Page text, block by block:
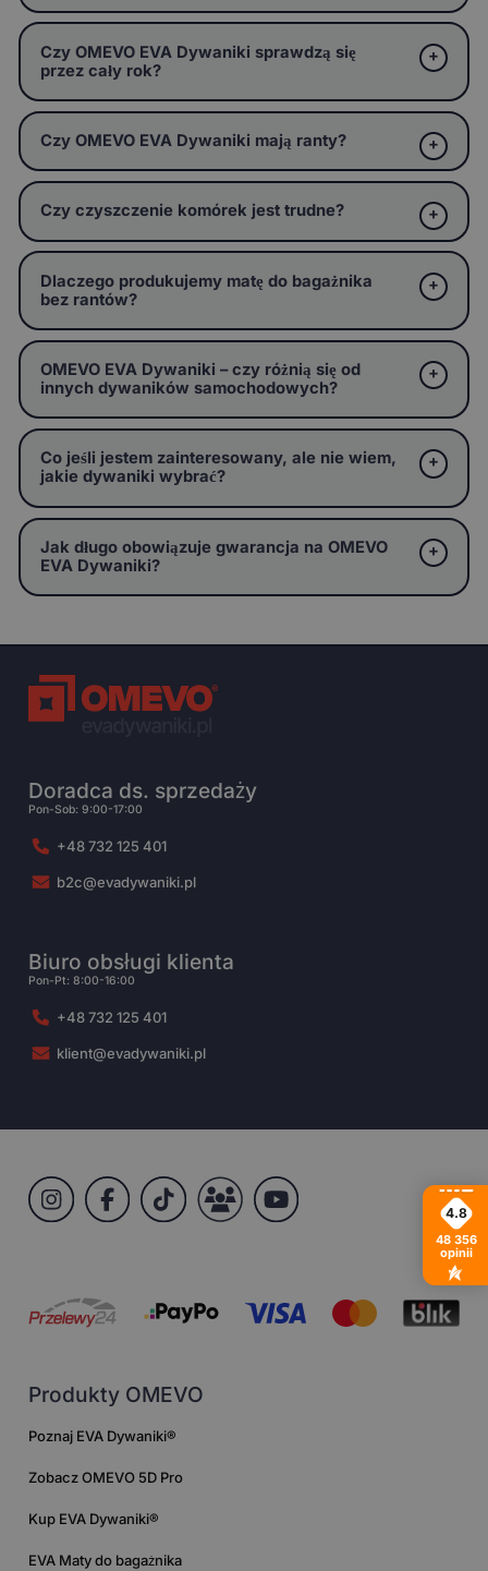
Czy OMEVO EVA Dywaniki sprawdzą się
przez cały rok?
Czy OMEVO EVA Dywaniki mają ranty?
Czy czyszczenie komórek jest trudne?
Dlaczego produkujemy matę do bagażnika
bez rantów?
OMEVO EVA Dywaniki – czy różnią się od
innych dywaników samochodowych?
Co jeśli jestem zainteresowany, ale nie wiem,
jakie dywaniki wybrać?
Jak długo obowiązuje gwarancja na OMEVO
EVA Dywaniki?
Doradca ds. sprzedaży
Pon-Sob: 9:00-17:00
+48 732 125 401
b2c@evadywaniki.pl
Biuro obsługi klienta
Pon-Pt: 8:00-16:00
+48 732 125 401
klient@evadywaniki.pl
Produkty OMEVO
Poznaj EVA Dywaniki®
Zobacz OMEVO 5D Pro
Kup EVA Dywaniki®
EVA Maty do bagażnika
4.8
48 356
opinii